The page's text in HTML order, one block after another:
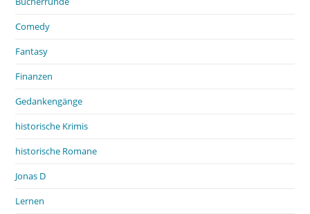
Comedy
Fantasy
Finanzen
Gedankengänge
historische Krimis
historische Romane
Jonas D
Lernen